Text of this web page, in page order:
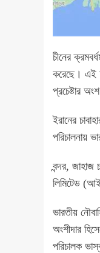
চীনের
করেছে। এই
প্রচেষ্টার
ইরানের
পরিচালনায়
বন্দর, জাহাজ
লিমিটেড
ভারতীয়
অংশীদার
পরিচালক